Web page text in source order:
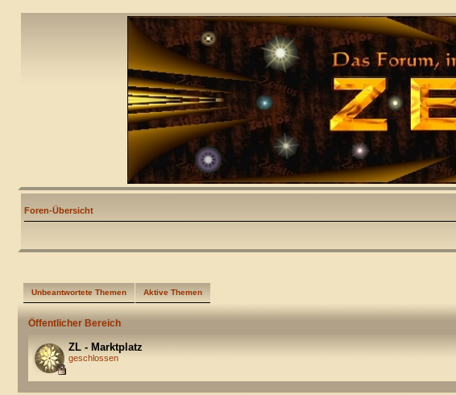
Foren-Übersicht
Unbeantwortete Themen Aktive Themen
Öffentlicher Bereich
ZL - Marktplatz
geschlossen